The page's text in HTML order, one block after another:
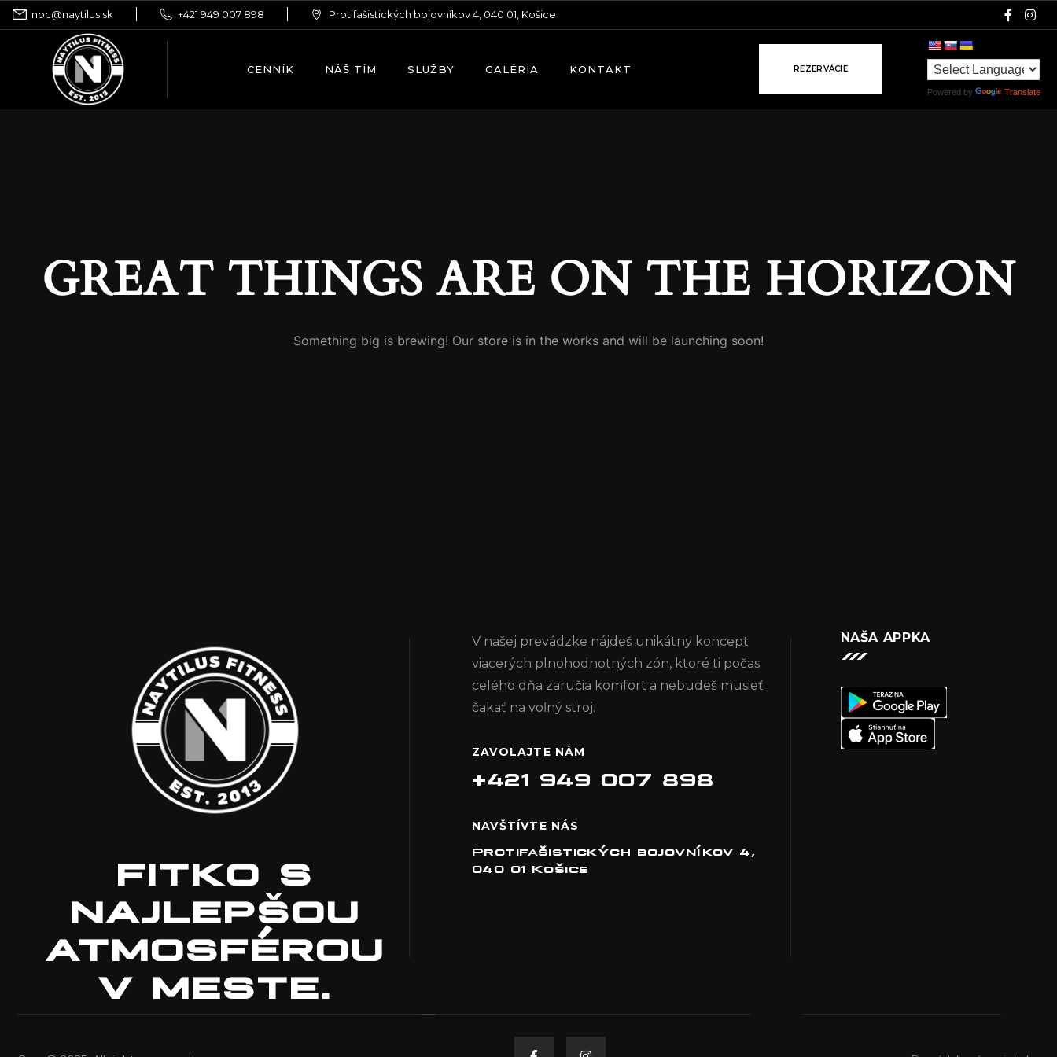
noc@naytilus.sk +421 949 007 898 Protifašistických bojovníkov 4, 040 01, Košice
CENNÍK NÁŠ TÍM SLUŽBY GALÉRIA KONTAKT REZERVÁCIE
Powered by Translate
GREAT THINGS ARE ON THE HORIZON
Something big is brewing! Our store is in the works and will be launching soon!
FITKO S
NAJLEPŠOU
ATMOSFÉROU
V MESTE.
V našej prevádzke nájdeš unikátny koncept
viacerých plnohodnotných zón, ktoré ti počas
celého dňa zaručia komfort a nebudeš musieť
čakať na voľný stroj.
ZAVOLAJTE NÁM
+421 949 007 898
NAVŠTÍVTE NÁS
Protifašistických bojovníkov 4,
040 01 Košice
NAŠA APPKA